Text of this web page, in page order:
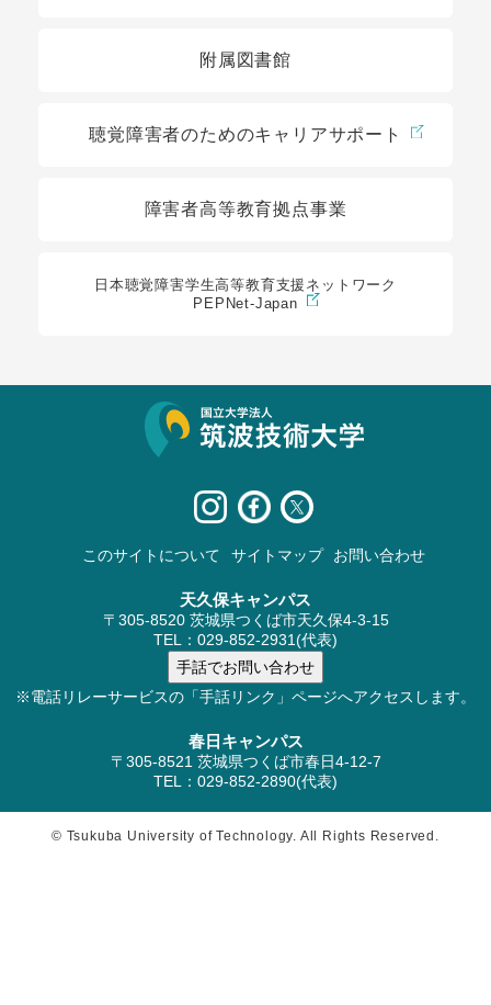
附属図書館
聴覚障害者のためのキャリアサポート
障害者高等教育拠点事業
日本聴覚障害学生高等教育支援ネットワーク
PEPNet-Japan
このサイトについて サイトマップ お問い合わせ
天久保キャンパス
〒305-8520 茨城県つくば市天久保4-3-15
TEL：029-852-2931(代表)
※電話リレーサービスの「手話リンク」ページへアクセスします。
春日キャンパス
〒305-8521 茨城県つくば市春日4-12-7
TEL：029-852-2890(代表)
© Tsukuba University of Technology. All Rights Reserved.